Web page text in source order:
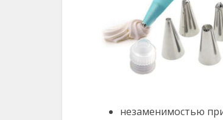
незаменимостью